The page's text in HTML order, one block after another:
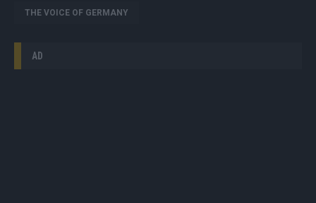
THE VOICE OF GERMANY
AD